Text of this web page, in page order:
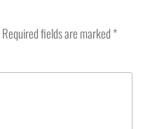
Required fields are marked*